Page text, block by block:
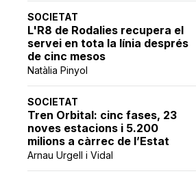
SOCIETAT
L'R8 de Rodalies recupera el
servei en tota la línia després
de cinc mesos
Natàlia Pinyol
SOCIETAT
Tren Orbital: cinc fases, 23
noves estacions i 5.200
milions a càrrec de l’Estat
Arnau Urgell i Vidal